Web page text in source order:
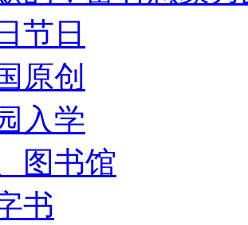
节日
原创
入学
图书馆
书